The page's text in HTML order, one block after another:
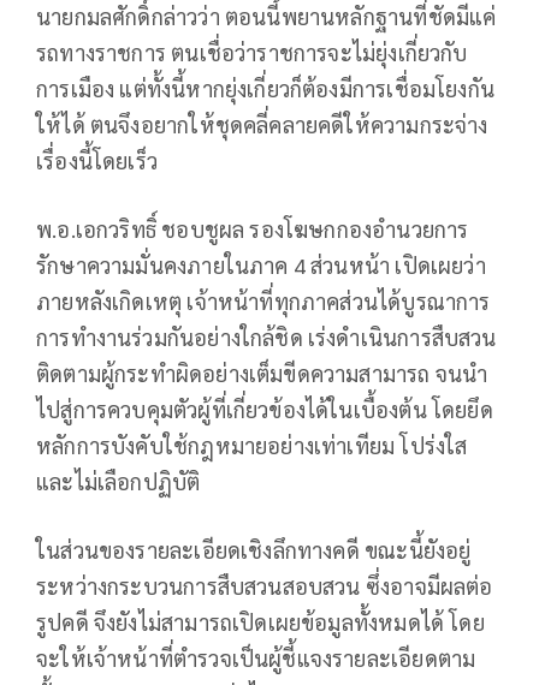
นายกมลศักดิ์กล่าวว่า ตอนนี้พยานหลักฐานที่ชัดมีแค่
รถทางราชการ ตนเชื่อว่าราชการจะไม่ยุ่งเกี่ยวกับ
การเมือง แต่ทั้งนี้หากยุ่งเกี่ยวก็ต้องมีการเชื่อมโยงกัน
ให้ได้ ตนจึงอยากให้ชุดคลี่คลายคดีให้ความกระจ่าง
เรื่องนี้โดยเร็ว
พ.อ.เอกวริทธิ์ ชอบชูผล รองโฆษกกองอำนวยการ
รักษาความมั่นคงภายในภาค 4 ส่วนหน้า เปิดเผยว่า
ภายหลังเกิดเหตุ เจ้าหน้าที่ทุกภาคส่วนได้บูรณาการ
การทำงานร่วมกันอย่างใกล้ชิด เร่งดำเนินการสืบสวน
ติดตามผู้กระทำผิดอย่างเต็มขีดความสามารถ จนนำ
ไปสู่การควบคุมตัวผู้ที่เกี่ยวข้องได้ในเบื้องต้น โดยยึด
หลักการบังคับใช้กฎหมายอย่างเท่าเทียม โปร่งใส
และไม่เลือกปฏิบัติ
ในส่วนของรายละเอียดเชิงลึกทางคดี ขณะนี้ยังอยู่
ระหว่างกระบวนการสืบสวนสอบสวน ซึ่งอาจมีผลต่อ
รูปคดี จึงยังไม่สามารถเปิดเผยข้อมูลทั้งหมดได้ โดย
จะให้เจ้าหน้าที่ตำรวจเป็นผู้ชี้แจงรายละเอียดตาม